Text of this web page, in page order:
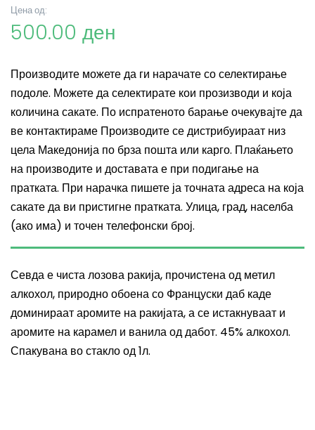
Цена од:
500.00 ден
Производите можете да ги нарачате со селектирање
подоле. Можете да селектирате кои прозизводи и која
количина сакате. По испратеното барање очекувајте да
ве контактираме Производите се дистрибуираат низ
цела Македонија по брза пошта или карго. Плаќањето
на производите и доставата е при подигање на
пратката. При нарачка пишете ја точната адреса на која
сакате да ви пристигне пратката. Улица, град, населба
(ако има) и точен телефонски број.
Севда е чиста лозова ракија, прочистена од метил
алкохол, природно обоена со Француски даб каде
доминираат аромите на ракијата, а се истакнуваат и
аромите на карамел и ванила од дабот. 45% алкохол.
Спакувана во стакло од 1л.